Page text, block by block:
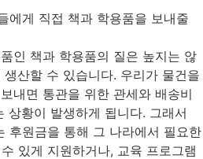
에게 직접 책과 학용품을 보내줄
인 책과 학용품의 질은 높지는 않
산할 수 있습니다. 우리가 물건을
내면 통관을 위한 관세와 배송비
상황이 발생하게 됩니다. 그래서
후원금을 통해 그 나라에서 필요한
있게 지원하거나, 교육 프로그램